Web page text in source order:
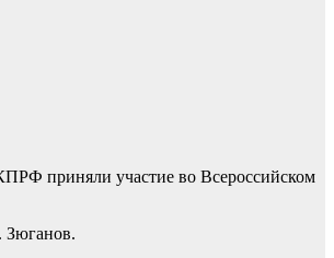
приняли участие во Всероссийском
Зюганов.